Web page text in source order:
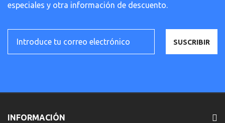
especiales y otra información de descuento.
SUSCRIBIR
INFORMACIÓN